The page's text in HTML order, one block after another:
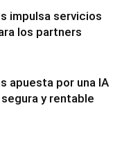
impulsa servicios
los partners
apuesta por una IA
y rentable